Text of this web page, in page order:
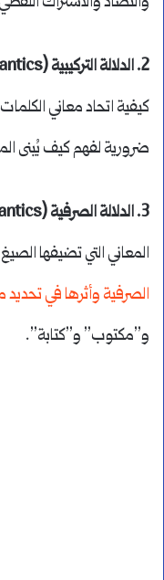
2. الدلالة التركيبية (Compositional Semantics):
كيفية اتحاد معاني
ضرورية لفهم كيف يُبنى
3. الدلالة الصرفية (Morphological Semantics):
المعاني التي تضيفها
الصرفية وأثرها في تحديد
و”مكتوب” و”كتابة”.